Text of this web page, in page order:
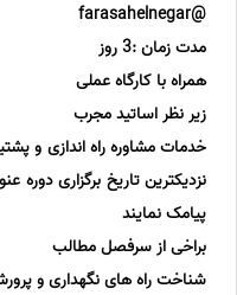
@farasahelnegar
مدت زمان :3 روز
همراه با کارگاه عملی
زیر نظر اساتید مجرب
خدمات مشاوره راه اندازی و
نزدیکترین تاریخ برگزاری
پیامک نمایند
براخی از سرفصل مطالب
شناخت راه های نگهداری و